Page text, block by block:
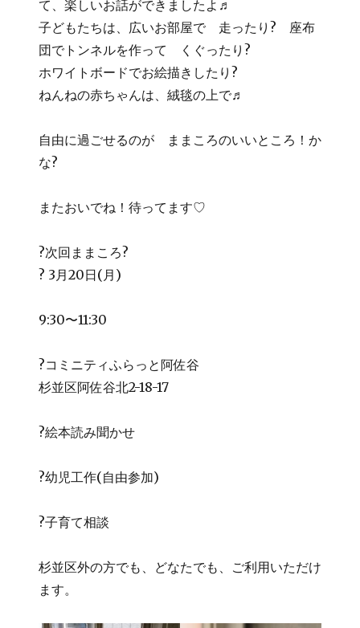
て、楽しいお話ができましたよ♬
子どもたちは、広いお部屋で 走ったり? 座布
団でトンネルを作って くぐったり?
ホワイトボードでお絵描きしたり?
ねんねの赤ちゃんは、絨毯の上で♬
自由に過ごせるのが ままころのいいところ！か
な?
またおいでね！待ってます♡
?次回ままころ?
? 3月20日(月)
9:30〜11:30
?コミニティふらっと阿佐谷
杉並区阿佐谷北2-18-17
?絵本読み聞かせ
?幼児工作(自由参加)
?子育て相談
杉並区外の方でも、どなたでも、ご利用いただけ
ます。